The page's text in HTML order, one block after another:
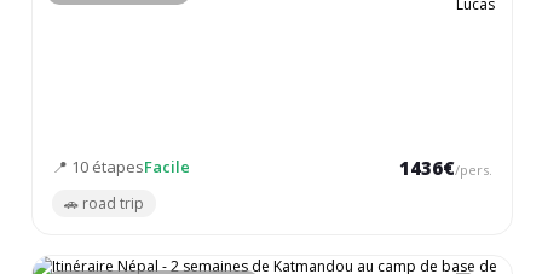
📍 10 étapesFacile 1436€/pers.
🚗 road trip